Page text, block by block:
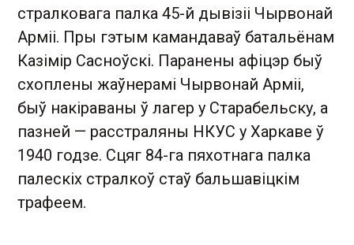
стралковага палка 45-й дывізіі Чырвонай
Арміі. Пры гэтым камандаваў батальёнам
Казімір Сасноўскі. Паранены афіцэр быў
схоплены жаўнерамі Чырвонай Арміі,
быў накіраваны ў лагер у Старабельску, а
пазней — расстраляны НКУС у Харкаве ў
1940 годзе. Сцяг 84-га пяхотнага палка
палескіх стралкоў стаў бальшавіцкім
трафеем.